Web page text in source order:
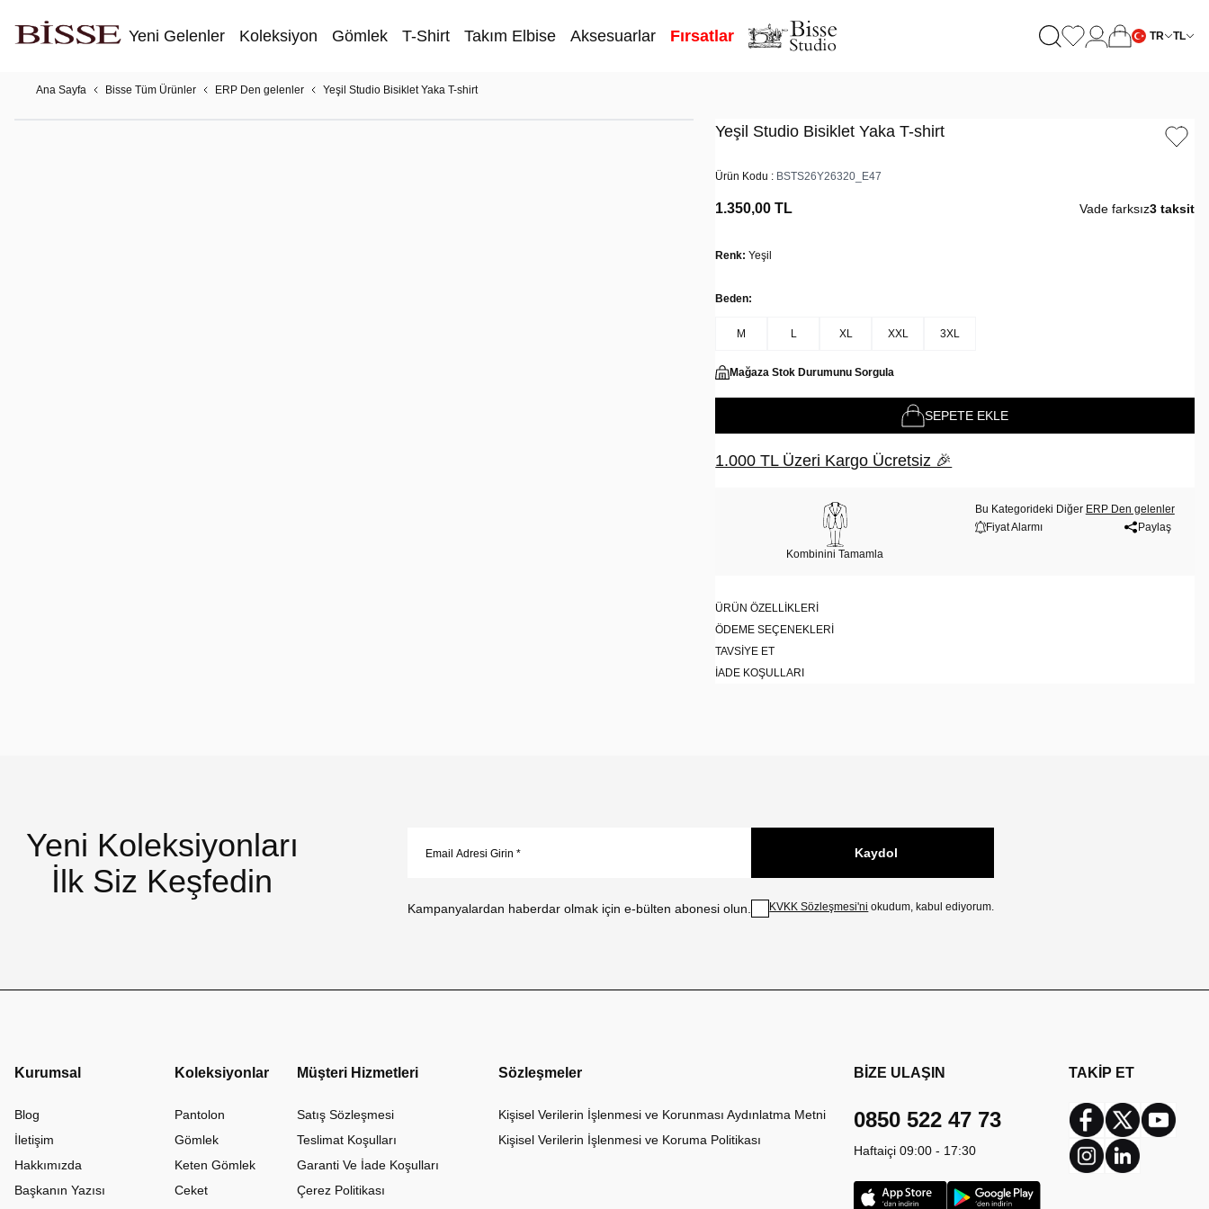
Yeni Gelenler Koleksiyon Gömlek T-Shirt Takım Elbise Aksesuarlar Fırsatlar TR TL
Ana Sayfa Bisse Tüm Ürünler ERP Den gelenler Yeşil Studio Bisiklet Yaka T-shirt
Yeşil Studio Bisiklet Yaka T-shirt
Ürün Kodu : BSTS26Y26320_E47
1.350,00 TL Vade farksız3 taksit
Renk:Yeşil
Beden:
M L XL XXL 3XL
Mağaza Stok Durumunu Sorgula
SEPETE EKLE
1.000 TL Üzeri Kargo Ücretsiz 🎉
Kombinini Tamamla
Bu Kategorideki Diğer ERP Den gelenler
Fiyat Alarmı
Paylaş
ÜRÜN ÖZELLIKLERI
ÖDEME SEÇENEKLERI
TAVSIYE ET
İADE KOŞULLARI
Yeni Koleksiyonları
İlk Siz Keşfedin
Kampanyalardan haberdar olmak için e-bülten abonesi olun.
Kaydol
KVKK Sözleşmesi'ni okudum, kabul ediyorum.
Kurumsal
Blog
İletişim
Hakkımızda
Başkanın Yazısı
Koleksiyonlar
Pantolon
Gömlek
Keten Gömlek
Ceket
Müşteri Hizmetleri
Satış Sözleşmesi
Teslimat Koşulları
Garanti Ve İade Koşulları
Çerez Politikası
Sözleşmeler
Kişisel Verilerin İşlenmesi ve Korunması Aydınlatma Metni
Kişisel Verilerin İşlenmesi ve Koruma Politikası
BİZE ULAŞIN
0850 522 47 73
Haftaiçi 09:00 - 17:30
TAKİP ET
Facebook
Twitter
InstagramLinkedin